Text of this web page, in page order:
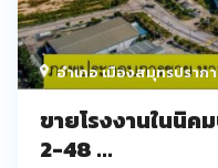
อำเภอ เมืองสมุทรปราก
ขายโรงงานในนิค
2-48 ...